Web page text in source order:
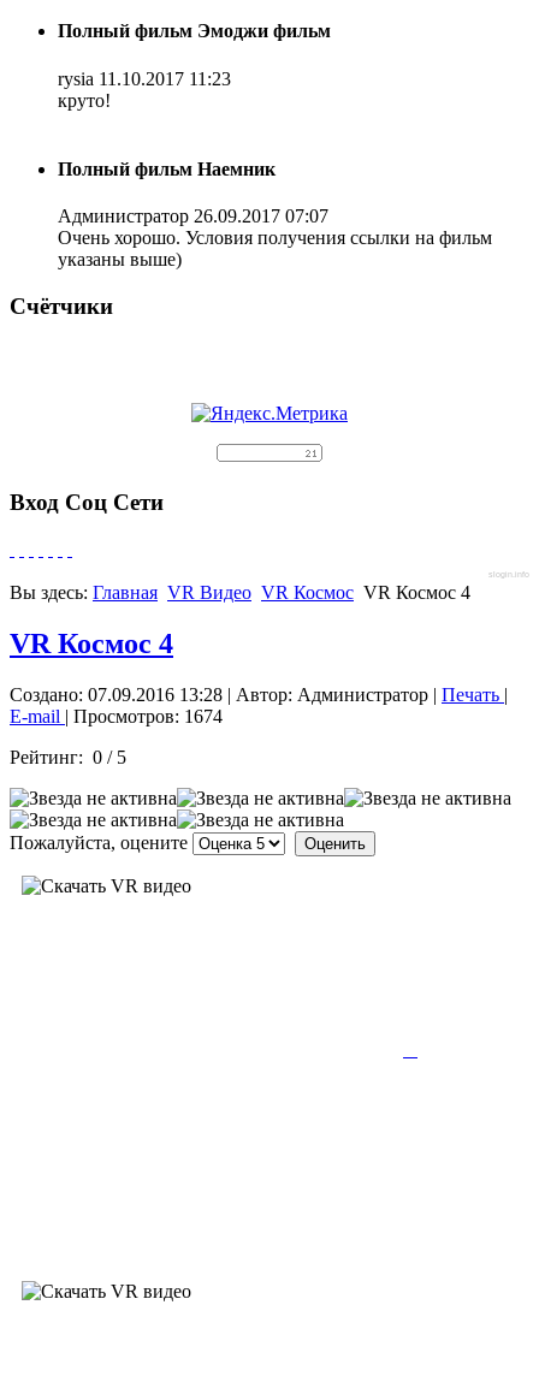
Полный фильм Эмоджи фильм
rysia 11.10.2017 11:23
круто!
Полный фильм Наемник
Администратор 26.09.2017 07:07
Очень хорошо. Условия получения ссылки на фильм
указаны выше)
Счётчики
Вход Соц Сети
slogin.info
Вы здесь: Главная VR Видео VR Космос VR Космос 4
VR Космос 4
Создано: 07.09.2016 13:28 | Автор: Администратор | Печать |
E-mail | Просмотров: 1674
Рейтинг: 0 / 5
Пожалуйста, оцените